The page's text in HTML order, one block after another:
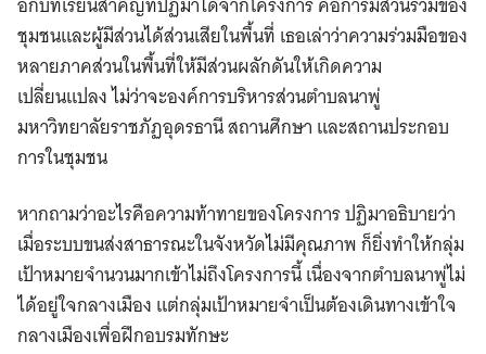
ชุมชนและผู้มีส่วนได้ส่วนเสียในพื้นที่ เธอเล่าว่าความร่วมมือของ
หลายภาคส่วนในพื้นที่ให้มีส่วนผลักดันให้เกิดความ
เปลี่ยนแปลง ไม่ว่าจะองค์การบริหารส่วนตำบลนาพู่
มหาวิทยาลัยราชภัฏอุดรธานี สถานศึกษา และสถานประกอบ
การในชุมชน
หากถามว่าอะไรคือความท้าทายของโครงการ ปฏิมาอธิบายว่า
เมื่อระบบขนส่งสาธารณะในจังหวัดไม่มีคุณภาพ ก็ยิ่งทำให้กลุ่ม
เป้าหมายจำนวนมากเข้าไม่ถึงโครงการนี้ เนื่องจากตำบลนาพู่ไม่
ได้อยู่ใจกลางเมือง แต่กลุ่มเป้าหมายจำเป็นต้องเดินทางเข้าใจ
กลางเมืองเพื่อฝึกอบรมทักษะ